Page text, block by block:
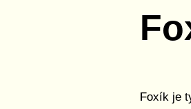
Foxík je